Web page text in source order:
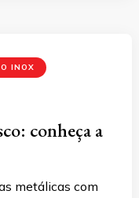
INOX
conheça a
metálicas com